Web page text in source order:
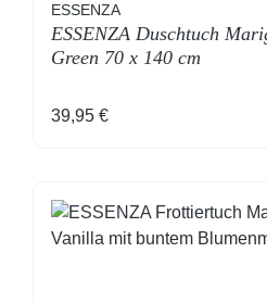
ESSENZA
ESSENZA Duschtuch
Green 70 x 140 cm
Regulärer Preis:
39,95 €